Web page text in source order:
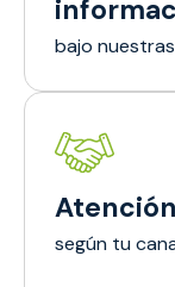
bajo
según tu